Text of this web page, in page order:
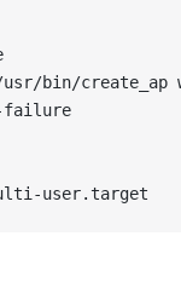
bin/create_ap
failure
user.target